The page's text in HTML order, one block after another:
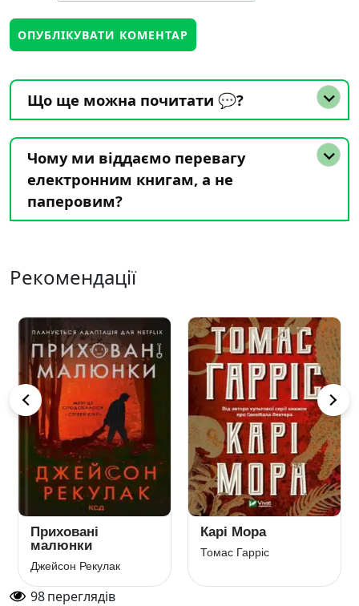
Що ще можна почитати 💬?
Чому ми віддаємо перевагу
електронним книгам, а не
паперовим?
Рекомендації
Приховані
малюнки
Джейсон Рекулак
Карі Мора
Томас Гарріс
98переглядів